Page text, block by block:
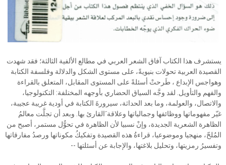
يستشرف هذا الكتاب آفاق الشعر العربي في مطالع الألفية الثالثة؛ فقد شهدت
القصيدة العربية تحولات بنيويةً، على مستوى الشكل والدلالة وفلسفة الكتابة
وهواجس الإبداع ، طَرحتْ أسئلةً على المستوى المقابل، المتعلق بالقراءة
والفهم والتأويل. لقد وجَّه السياق الحضاري بأوجهه المختلفة: التكنولوجيا،
والاتصال، والعولمة، وما بعد الحداثة، سيرورةَ الكتابة في أودية غريبة عجيبة،
غيّر مفهوماتها ووظائفها وجمالياتها وعلاقة َالقارئ بها. وبعد أن تجلَّت معالمُ
الظاهرة الشعرية الجديدة، وإنْ نسبيا لأن الظاهرة في تحوُّل مستمر، أصبح من
المُلحّ، منهجيا وموضوعيا، قراءةُ هذه القصيدة وتفكيكُ مكوناتها ورصدُ مفارقاتها
وتفسيرُ رمزيتها، وتحليل بلاغتها، والإجابة عن أسئلتها --